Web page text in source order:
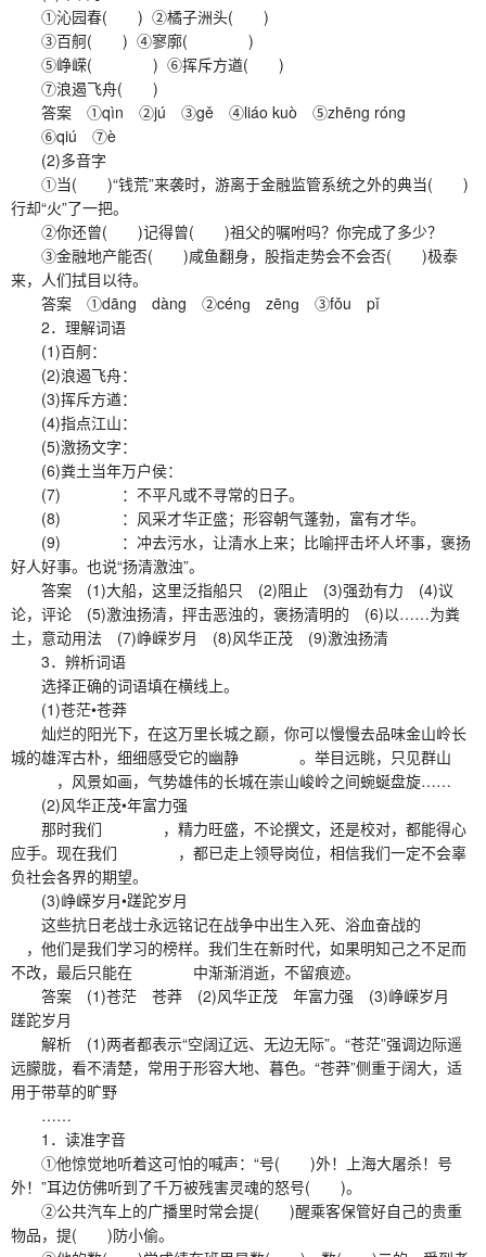
①沁园春( ) ②橘子洲头( )
③百舸( ) ④寥廓( )
⑤峥嵘( ) ⑥挥斥方遒( )
⑦浪遏飞舟( )
答案 ①qìn ②jú ③gě ④liáo kuò ⑤zhēng róng
⑥qiú ⑦è
(2)多音字
①当( )“钱荒”来袭时，游离于金融监管系统之外的典当( )
行却“火”了一把。
②你还曾( )记得曾( )祖父的嘱咐吗？你完成了多少？
③金融地产能否( )咸鱼翻身，股指走势会不会否( )极泰
来，人们拭目以待。
答案 ①dāng dàng ②cénɡ zēnɡ ③fǒu pǐ
2．理解词语
(1)百舸：
(2)浪遏飞舟：
(3)挥斥方遒：
(4)指点江山：
(5)激扬文字：
(6)粪土当年万户侯：
(7) ：不平凡或不寻常的日子。
(8) ：风采才华正盛；形容朝气蓬勃，富有才华。
(9) ：冲去污水，让清水上来；比喻抨击坏人坏事，褒扬
好人好事。也说“扬清激浊”。
答案 (1)大船，这里泛指船只 (2)阻止 (3)强劲有力 (4)议
论，评论 (5)激浊扬清，抨击恶浊的，褒扬清明的 (6)以……为粪
土，意动用法 (7)峥嵘岁月 (8)风华正茂 (9)激浊扬清
3．辨析词语
选择正确的词语填在横线上。
(1)苍茫•苍莽
灿烂的阳光下，在这万里长城之巅，你可以慢慢去品味金山岭长
城的雄浑古朴，细细感受它的幽静 。举目远眺，只见群山
，风景如画，气势雄伟的长城在崇山峻岭之间蜿蜒盘旋……
(2)风华正茂•年富力强
那时我们 ，精力旺盛，不论撰文，还是校对，都能得心
应手。现在我们 ，都已走上领导岗位，相信我们一定不会辜
负社会各界的期望。
(3)峥嵘岁月•蹉跎岁月
这些抗日老战士永远铭记在战争中出生入死、浴血奋战的
，他们是我们学习的榜样。我们生在新时代，如果明知己之不足而
不改，最后只能在 中渐渐消逝，不留痕迹。
答案 (1)苍茫 苍莽 (2)风华正茂 年富力强 (3)峥嵘岁月
蹉跎岁月
解析 (1)两者都表示“空阔辽远、无边无际”。“苍茫”强调边际遥
远朦胧，看不清楚，常用于形容大地、暮色。“苍莽”侧重于阔大，适
用于带草的旷野
……
1．读准字音
①他惊觉地听着这可怕的喊声：“号( )外！上海大屠杀！号
外！”耳边仿佛听到了千万被残害灵魂的怒号( )。
②公共汽车上的广播里时常会提( )醒乘客保管好自己的贵重
物品，提( )防小偷。